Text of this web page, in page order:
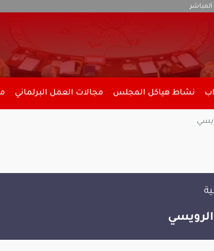
المباشر
نشاط هياكل المجلس مجالات العمل البرلماني